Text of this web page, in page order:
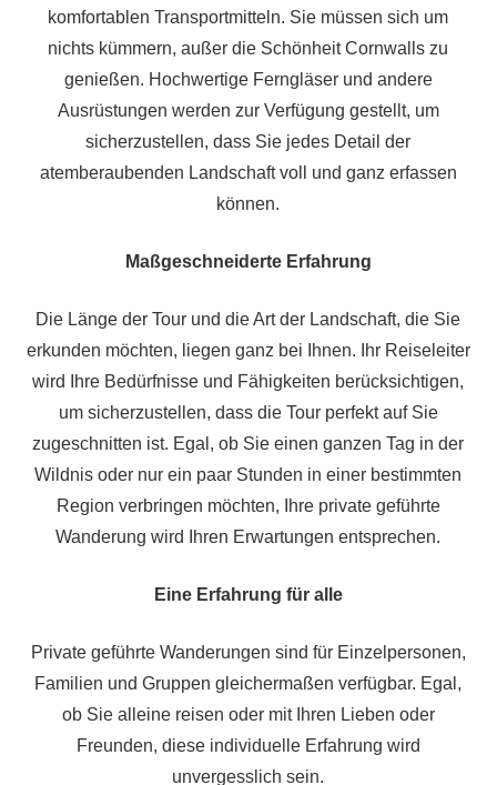
komfortablen Transportmitteln. Sie müssen sich um
nichts kümmern, außer die Schönheit Cornwalls zu
genießen. Hochwertige Ferngläser und andere
Ausrüstungen werden zur Verfügung gestellt, um
sicherzustellen, dass Sie jedes Detail der
atemberaubenden Landschaft voll und ganz erfassen
können.
Maßgeschneiderte Erfahrung
Die Länge der Tour und die Art der Landschaft, die Sie
erkunden möchten, liegen ganz bei Ihnen. Ihr Reiseleiter
wird Ihre Bedürfnisse und Fähigkeiten berücksichtigen,
um sicherzustellen, dass die Tour perfekt auf Sie
zugeschnitten ist. Egal, ob Sie einen ganzen Tag in der
Wildnis oder nur ein paar Stunden in einer bestimmten
Region verbringen möchten, Ihre private geführte
Wanderung wird Ihren Erwartungen entsprechen.
Eine Erfahrung für alle
Private geführte Wanderungen sind für Einzelpersonen,
Familien und Gruppen gleichermaßen verfügbar. Egal,
ob Sie alleine reisen oder mit Ihren Lieben oder
Freunden, diese individuelle Erfahrung wird
unvergesslich sein.